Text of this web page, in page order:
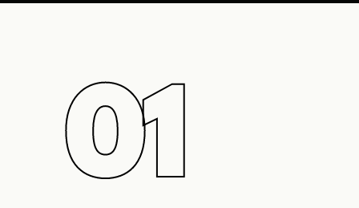
01